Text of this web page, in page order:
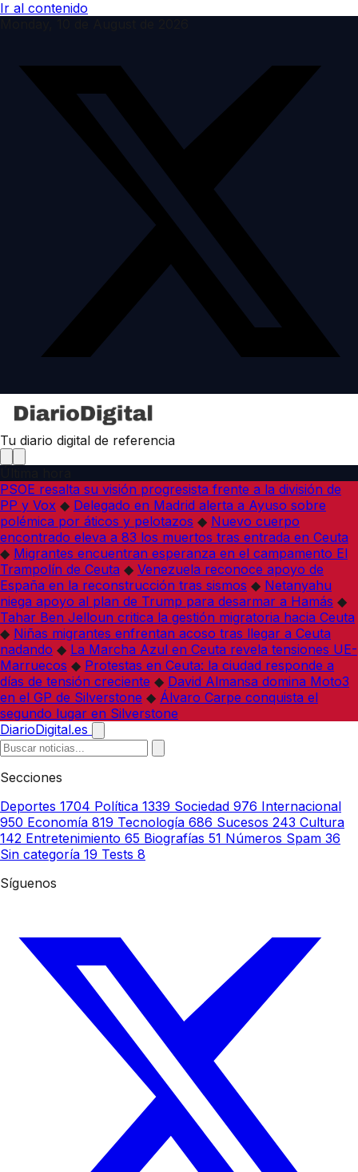
Ir al contenido
Tu diario digital de referencia
PSOE resalta su visión progresista frente a la división de
PP y Vox ◆ Delegado en Madrid alerta a Ayuso sobre
polémica por áticos y pelotazos ◆ Nuevo cuerpo
encontrado eleva a 83 los muertos tras entrada en Ceuta
◆ Migrantes encuentran esperanza en el campamento El
Trampolín de Ceuta ◆ Venezuela reconoce apoyo de
España en la reconstrucción tras sismos ◆ Netanyahu
niega apoyo al plan de Trump para desarmar a Hamás ◆
Tahar Ben Jelloun critica la gestión migratoria hacia Ceuta
◆ Niñas migrantes enfrentan acoso tras llegar a Ceuta
nadando ◆ La Marcha Azul en Ceuta revela tensiones UE-
Marruecos ◆ Protestas en Ceuta: la ciudad responde a
días de tensión creciente ◆ David Almansa domina Moto3
en el GP de Silverstone ◆ Álvaro Carpe conquista el
segundo lugar en Silverstone
DiarioDigital.es
Secciones
Deportes 1704 Política 1339 Sociedad 976 Internacional
950 Economía 819 Tecnología 686 Sucesos 243 Cultura
142 Entretenimiento 65 Biografías 51 Números Spam 36
Sin categoría 19 Tests 8
Síguenos